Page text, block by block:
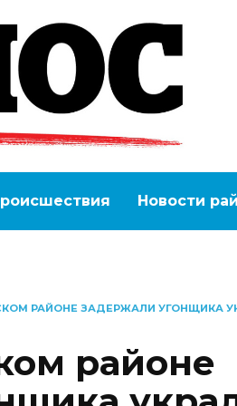
Новости
РАЙОНЕ ЗАДЕРЖАЛИ УГОНЩИКА
районе